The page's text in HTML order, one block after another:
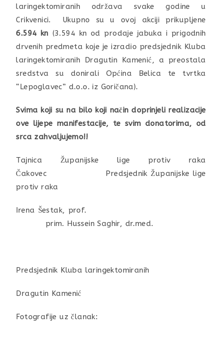
laringektomiranih održava svake godine u
Crikvenici. Ukupno su u ovoj akciji prikupljene
6.594 kn (3.594 kn od prodaje jabuka i prigodnih
drvenih predmeta koje je izradio predsjednik Kluba
laringektomiranih Dragutin Kamenić, a preostala
sredstva su donirali Općina Belica te tvrtka
“Lepoglavec” d.o.o. iz Goričana).
Svima koji su na bilo koji način doprinjeli realizacije
ove lijepe manifestacije, te svim donatorima, od
srca zahvaljujemo!!
Tajnica Županijske lige protiv raka
Čakovec Predsjednik Županijske lige
protiv raka
Irena Šestak, prof.
prim. Hussein Saghir, dr.med.
Predsjednik Kluba laringektomiranih
Dragutin Kamenić
Fotografije uz članak: